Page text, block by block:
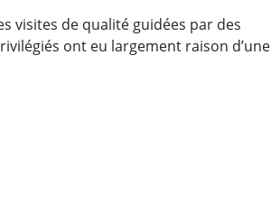
visites de qualité guidées par des
ont eu largement raison d’une